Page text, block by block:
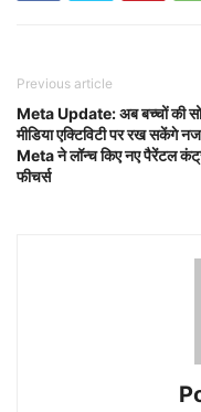
Previous article
Meta Update: अब बच्चों की
मीडिया एक्टिविटी पर रख सकेंगे
Meta ने लॉन्च किए नए पैरेंटल
फीचर्स